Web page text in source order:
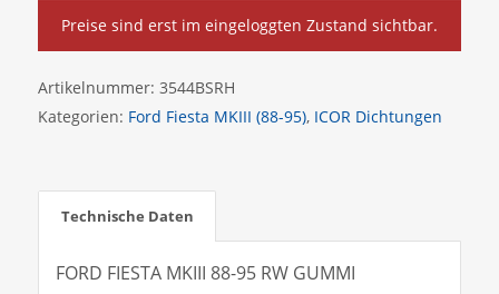
Preise sind erst im eingeloggten Zustand sichtbar.
Artikelnummer: 3544BSRH
Kategorien: Ford Fiesta MKIII (88-95), ICOR Dichtungen
Technische Daten
FORD FIESTA MKIII 88-95 RW GUMMI